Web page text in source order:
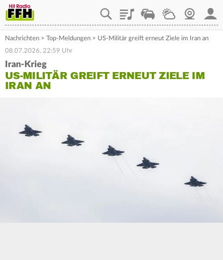
PlaylistStaupilotWetterWebcam
Nachrichten > Top-Meldungen > US-Militär greift erneut Ziele im Iran an
08.07.2026, 22:59 Uhr
Iran-Krieg
US-MILITÄR GREIFT ERNEUT ZIELE IM
IRAN AN